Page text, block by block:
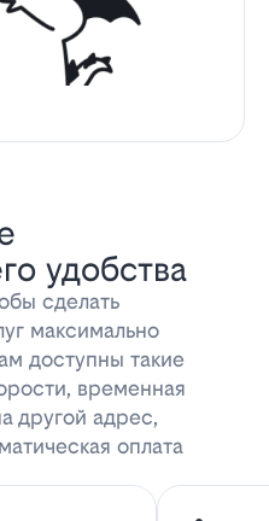
удобства
сделать
максимально
доступны такие
временная
другой адрес,
оплата